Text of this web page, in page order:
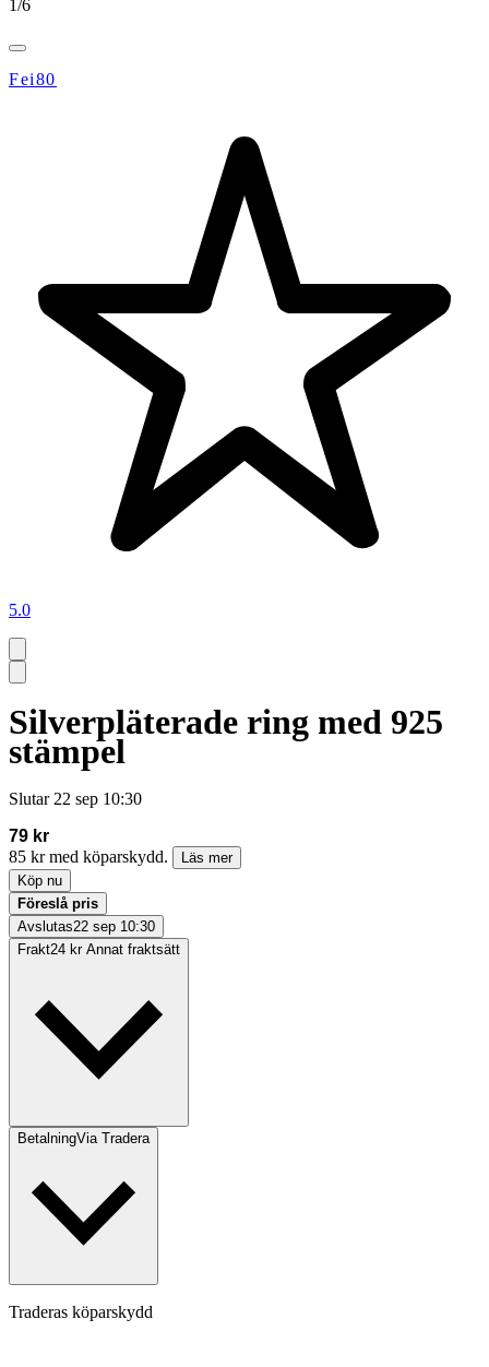
1 /6
Fei80
5.0
Silverpläterade ring med 925
stämpel
Slutar 22 sep 10:30
79 kr
85 kr med köparskydd.
Läs mer
Köp nu
Föreslå pris
Avslutas22 sep 10:30
Frakt24 kr Annat fraktsätt
BetalningVia Tradera
Traderas köparskydd